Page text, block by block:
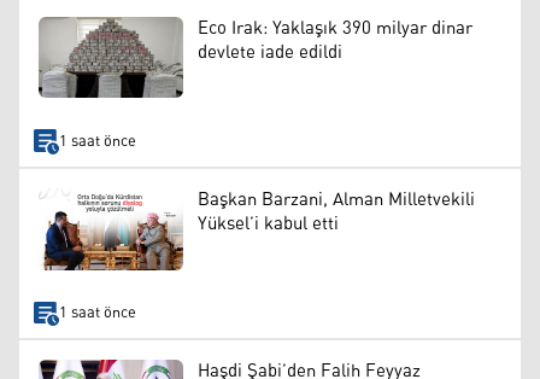
Eco Irak: Yaklaşık 390 milyar dinar
devlete iade edildi
1 saat önce
Başkan Barzani, Alman Milletvekili
Yüksel’i kabul etti
1 saat önce
Haşdi Şabi’den Falih Feyyaz